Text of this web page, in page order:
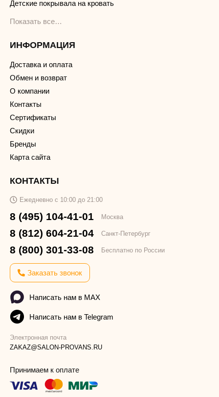
Детские покрывала на кровать
Показать все…
ИНФОРМАЦИЯ
Доставка и оплата
Обмен и возврат
О компании
Контакты
Сертификаты
Скидки
Бренды
Карта сайта
КОНТАКТЫ
Ежедневно с 10:00 до 21:00
8 (495) 104-41-01 Москва
8 (812) 604-21-04 Санкт-Петербург
8 (800) 301-33-08 Бесплатно по России
Заказать звонок
Написать нам в MAX
Написать нам в Telegram
Электронная почта
ZAKAZ@SALON-PROVANS.RU
Принимаем к оплате